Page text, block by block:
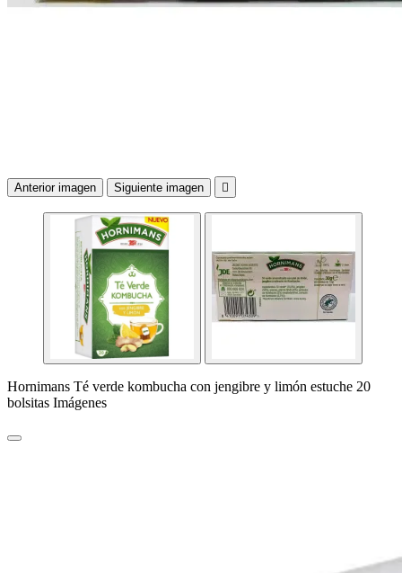
Anterior imagen Siguiente imagen 
Hornimans Té verde kombucha con jengibre y limón estuche 20
bolsitas Imágenes